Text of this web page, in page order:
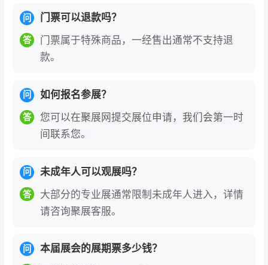
问 门票可以退款吗？
答
门票属于特殊商品，一经售出通常不支持退
款。
问 如何报名参展？
答
您可以在聚展网提交展位申请，我们会第一时
间联系您。
问 未成年人可以观展吗？
答
大部分的专业展通常限制未成年人进入，详情
请咨询聚展客服。
问 本届展会的展期票多少钱？